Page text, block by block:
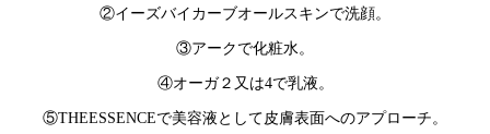
②イーズバイカーブオールスキンで洗顔。
③アークで化粧水。
④オーガ２又は4で乳液。
⑤THEESSENCEで美容液として皮膚表面へのアプローチ。